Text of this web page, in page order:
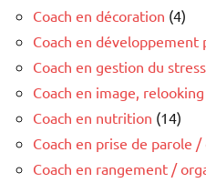
Coach en décoration (4)
Coach en développement
Coach en gestion du stress
Coach en image, relooking
Coach en nutrition (14)
Coach en prise de parole
Coach en rangement /